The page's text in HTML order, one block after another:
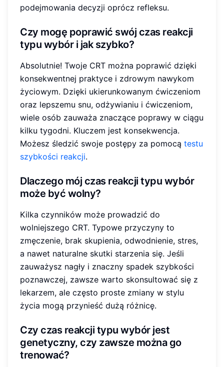
podejmowania decyzji oprócz refleksu.
Czy mogę poprawić swój czas reakcji
typu wybór i jak szybko?
Absolutnie! Twoje CRT można poprawić dzięki
konsekwentnej praktyce i zdrowym nawykom
życiowym. Dzięki ukierunkowanym ćwiczeniom
oraz lepszemu snu, odżywianiu i ćwiczeniom,
wiele osób zauważa znaczące poprawy w ciągu
kilku tygodni. Kluczem jest konsekwencja.
Możesz śledzić swoje postępy za pomocą testu
szybkości reakcji.
Dlaczego mój czas reakcji typu wybór
może być wolny?
Kilka czynników może prowadzić do
wolniejszego CRT. Typowe przyczyny to
zmęczenie, brak skupienia, odwodnienie, stres,
a nawet naturalne skutki starzenia się. Jeśli
zauważysz nagły i znaczny spadek szybkości
poznawczej, zawsze warto skonsultować się z
lekarzem, ale często proste zmiany w stylu
życia mogą przynieść dużą różnicę.
Czy czas reakcji typu wybór jest
genetyczny, czy zawsze można go
trenować?